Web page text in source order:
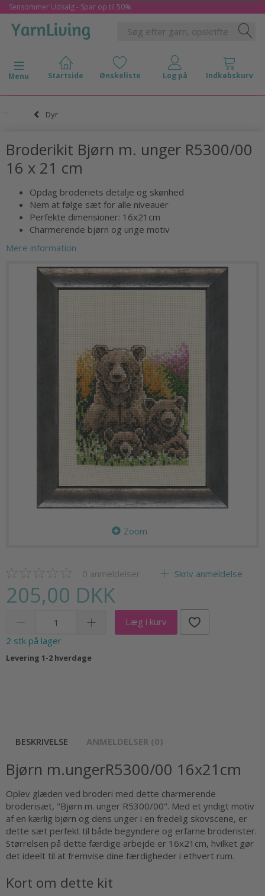
Sensommer Udsalg - Spar op til 50%
Skifte navigation
Menu
Dyr
Broderikit Bjørn m. unger R5300/00
16 x 21 cm
Opdag broderiets detalje og skønhed
Nem at følge sæt for alle niveauer
Perfekte dimensioner: 16x21cm
Charmerende bjørn og unge motiv
Mere information
Zoom
0 anmeldelser Skriv anmeldelse
205,00 DKK
Læg i kurv
2 stk på lager
Levering 1-2 hverdage
BESKRIVELSE ANMELDELSER (0)
Bjørn m.ungerR5300/00 16x21cm
Oplev glæden ved broderi med dette charmerende
broderisæt, "Bjørn m. unger R5300/00". Med et yndigt motiv
af en kærlig bjørn og dens unger i en fredelig skovscene, er
dette sæt perfekt til både begyndere og erfarne broderister.
Størrelsen på dette færdige arbejde er 16x21cm, hvilket gør
det ideelt til at fremvise dine færdigheder i ethvert rum.
Kort om dette kit